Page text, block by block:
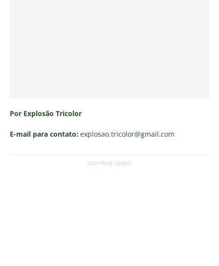
Por Explosão Tricolor
E-mail para contato: explosao.tricolor@gmail.com
CONTINUE LENDO